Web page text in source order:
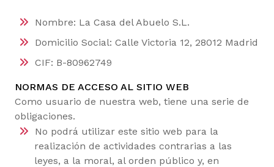
Nombre: La Casa del Abuelo S.L.
Domicilio Social: Calle Victoria 12, 28012 Madrid
CIF: B-80962749
NORMAS DE ACCESO AL SITIO WEB
Como usuario de nuestra web, tiene una serie de
obligaciones.
No podrá utilizar este sitio web para la
realización de actividades contrarias a las
leyes, a la moral, al orden público y, en